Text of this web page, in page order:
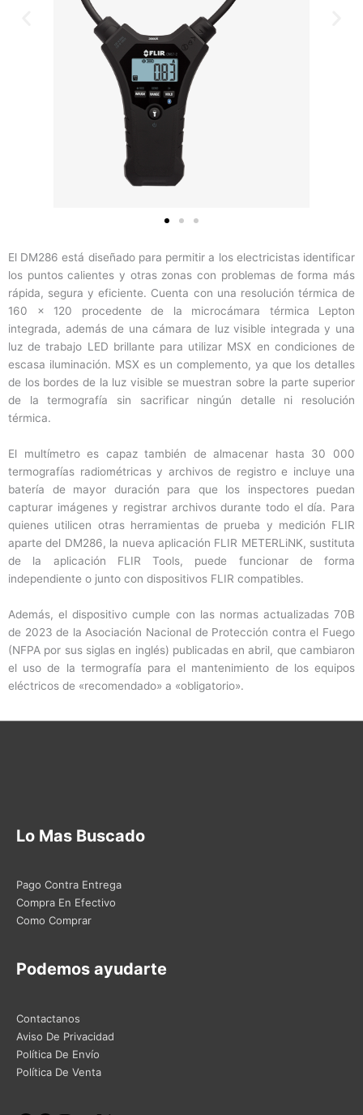
El DM286 está diseñado para permitir a los electricistas identificar
los puntos calientes y otras zonas con problemas de forma más
rápida, segura y eficiente. Cuenta con una resolución térmica de
160 × 120 procedente de la microcámara térmica Lepton
integrada, además de una cámara de luz visible integrada y una
luz de trabajo LED brillante para utilizar MSX en condiciones de
escasa iluminación. MSX es un complemento, ya que los detalles
de los bordes de la luz visible se muestran sobre la parte superior
de la termografía sin sacrificar ningún detalle ni resolución
térmica.
El multímetro es capaz también de almacenar hasta 30 000
termografías radiométricas y archivos de registro e incluye una
batería de mayor duración para que los inspectores puedan
capturar imágenes y registrar archivos durante todo el día. Para
quienes utilicen otras herramientas de prueba y medición FLIR
aparte del DM286, la nueva aplicación FLIR METERLiNK, sustituta
de la aplicación FLIR Tools, puede funcionar de forma
independiente o junto con dispositivos FLIR compatibles.
Además, el dispositivo cumple con las normas actualizadas 70B
de 2023 de la Asociación Nacional de Protección contra el Fuego
(NFPA por sus siglas en inglés) publicadas en abril, que cambiaron
el uso de la termografía para el mantenimiento de los equipos
eléctricos de «recomendado» a «obligatorio».
Lo Mas Buscado
Pago Contra Entrega
Compra En Efectivo
Como Comprar
Podemos ayudarte
Contactanos
Aviso De Privacidad
Política De Envío
Política De Venta